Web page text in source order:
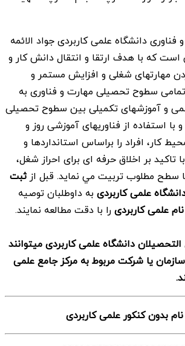
دانشگاه علمی کاربردی جواد الائمه
است كه با هدف ارتقا و انتقال دانش كار و
مهارتهای شغلی و افزايش مستمر و
تمامی سطوح تحصيلی مهارت و فناوری به
و آموزشهای تكميلی بين سطوح تحصيلی
با استفاده از فناوريهای آموزشی روز و
كار، افراد را براساس استانداردها و
تاكيد بر اخلاق حرفه ای برای احراز شغل،
سطح مطلوب تربيت مي نمايد. قبل ازثبت
علمی کاربردی به داوطلبان توصیه
علمی کاربردیرا با دقت مطالعه نمایند.
دانشگاه علمی کاربردی میتوانند
یا شرکت مربوط به مرکز جامع علمی
بدون کنکور علمی کاربردی